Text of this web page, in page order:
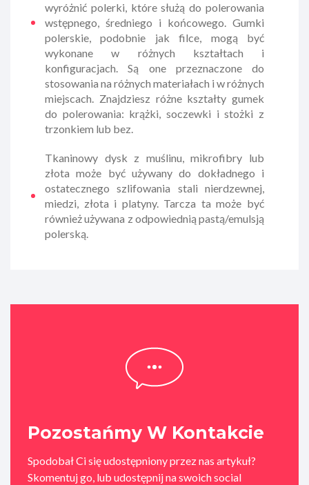
wyróżnić polerki, które służą do polerowania
wstępnego, średniego i końcowego. Gumki
polerskie, podobnie jak filce, mogą być
wykonane w różnych kształtach i
konfiguracjach. Są one przeznaczone do
stosowania na różnych materiałach i w różnych
miejscach. Znajdziesz różne kształty gumek
do polerowania: krążki, soczewki i stożki z
trzonkiem lub bez.
Tkaninowy dysk z muślinu, mikrofibry lub
złota może być używany do dokładnego i
ostatecznego szlifowania stali nierdzewnej,
miedzi, złota i platyny. Tarcza ta może być
również używana z odpowiednią pastą/emulsją
polerską.
Pozostańmy W Kontakcie
Spodobał Ci się udostępniony przez nas artykuł?
Skomentuj go, lub udostępnij na swoich social